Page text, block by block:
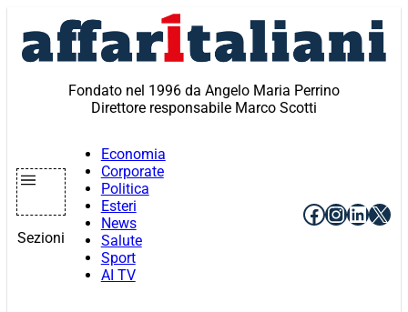
contenuto
Fondato nel 1996 da Angelo Maria Perrino
Direttore responsabile Marco Scotti
Sezioni
Economia
Corporate
Politica
Esteri
News
Salute
Sport
AI TV
Facebook
X